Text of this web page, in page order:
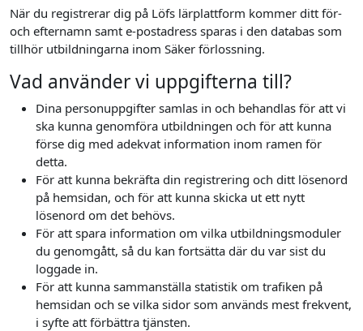
När du registrerar dig på Löfs lärplattform kommer ditt för-
och efternamn samt e-postadress sparas i den databas som
tillhör utbildningarna inom Säker förlossning.
Vad använder vi uppgifterna till?
Dina personuppgifter samlas in och behandlas för att vi
ska kunna genomföra utbildningen och för att kunna
förse dig med adekvat information inom ramen för
detta.
För att kunna bekräfta din registrering och ditt lösenord
på hemsidan, och för att kunna skicka ut ett nytt
lösenord om det behövs.
För att spara information om vilka utbildningsmoduler
du genomgått, så du kan fortsätta där du var sist du
loggade in.
För att kunna sammanställa statistik om trafiken på
hemsidan och se vilka sidor som används mest frekvent,
i syfte att förbättra tjänsten.